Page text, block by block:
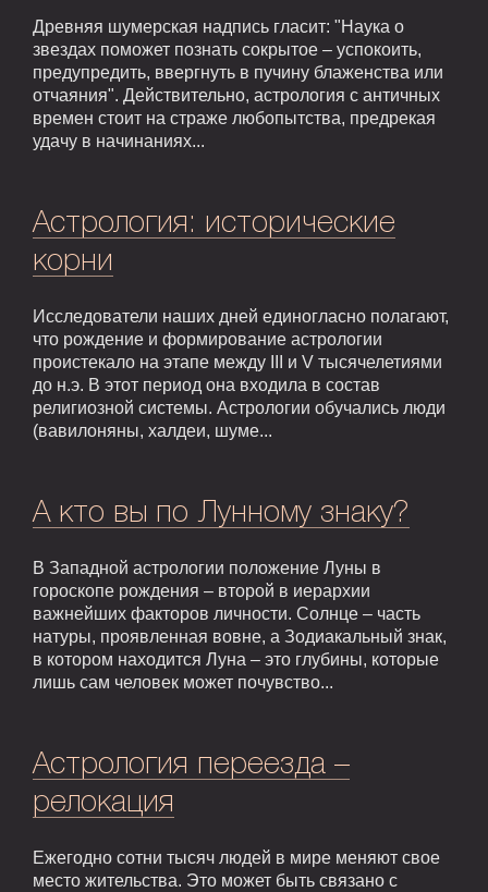
Древняя шумерская надпись гласит: "Наука о
звездах поможет познать сокрытое – успокоить,
предупредить, ввергнуть в пучину блаженства или
отчаяния". Действительно, астрология с античных
времен стоит на страже любопытства, предрекая
удачу в начинаниях...
Астрология: исторические
корни
Исследователи наших дней единогласно полагают,
что рождение и формирование астрологии
проистекало на этапе между III и V тысячелетиями
до н.э. В этот период она входила в состав
религиозной системы. Астрологии обучались люди
(вавилоняны, халдеи, шуме...
А кто вы по Лунному знаку?
В Западной астрологии положение Луны в
гороскопе рождения – второй в иерархии
важнейших факторов личности. Солнце – часть
натуры, проявленная вовне, а Зодиакальный знак,
в котором находится Луна – это глубины, которые
лишь сам человек может почувство...
Астрология переезда –
релокация
Ежегодно сотни тысяч людей в мире меняют свое
место жительства. Это может быть связано с